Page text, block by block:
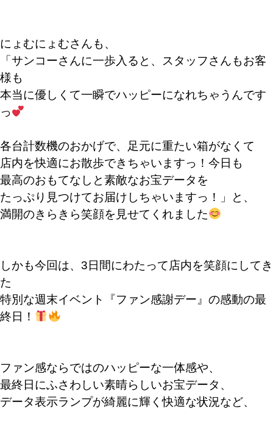
にょむにょむさんも、
「サンコーさんに一歩入ると、スタッフさんもお客
様も
本当に優しくて一瞬でハッピーになれちゃうんです
っ
各台計数機のおかげで、足元に重たい箱がなくて
店内を快適にお散歩できちゃいますっ！今日も
最高のおもてなしと素敵なお宝データを
たっぷり見つけてお届けしちゃいますっ！」と、
満開のきらきら笑顔を見せてくれました
しかも今回は、3日間にわたって店内を笑顔にしてき
た
特別な週末イベント『ファン感謝デー』の感動の最
終日！
ファン感ならではのハッピーな一体感や、
最終日にふさわしい素晴らしいお宝データ、
データ表示ランプが綺麗に輝く快適な状況など、